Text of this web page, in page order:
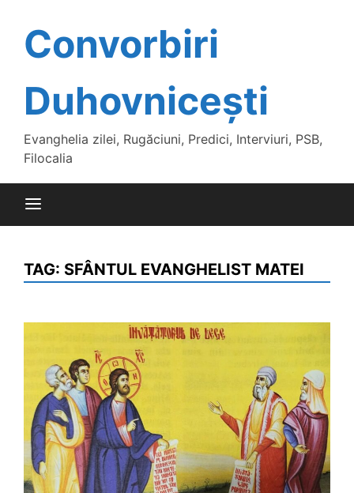
contentConvorbiri
Duhovnicești
Evanghelia zilei, Rugăciuni, Predici, Interviuri, PSB,
Filocalia
TAG: SFÂNTUL EVANGHELIST MATEI